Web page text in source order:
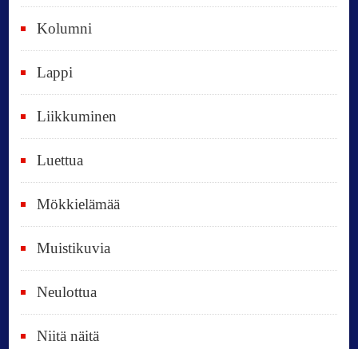
k
i
p
ä
ä
t
Kolumni
Lappi
Liikkuminen
Luettua
Mökkielämää
Muistikuvia
Neulottua
Niitä näitä